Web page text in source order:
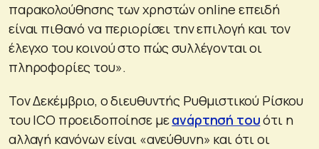
παρακολούθησης των χρηστών online επειδή
είναι πιθανό να περιορίσει την επιλογή και τον
έλεγχο του κοινού στο πώς συλλέγονται οι
πληροφορίες του».
Τον Δεκέμβριο, ο διευθυντής Ρυθμιστικού Ρίσκου
του ICO προειδοποίησε μεανάρτησή τουότι η
αλλαγή κανόνων είναι «ανεύθυνη» και ότι οι